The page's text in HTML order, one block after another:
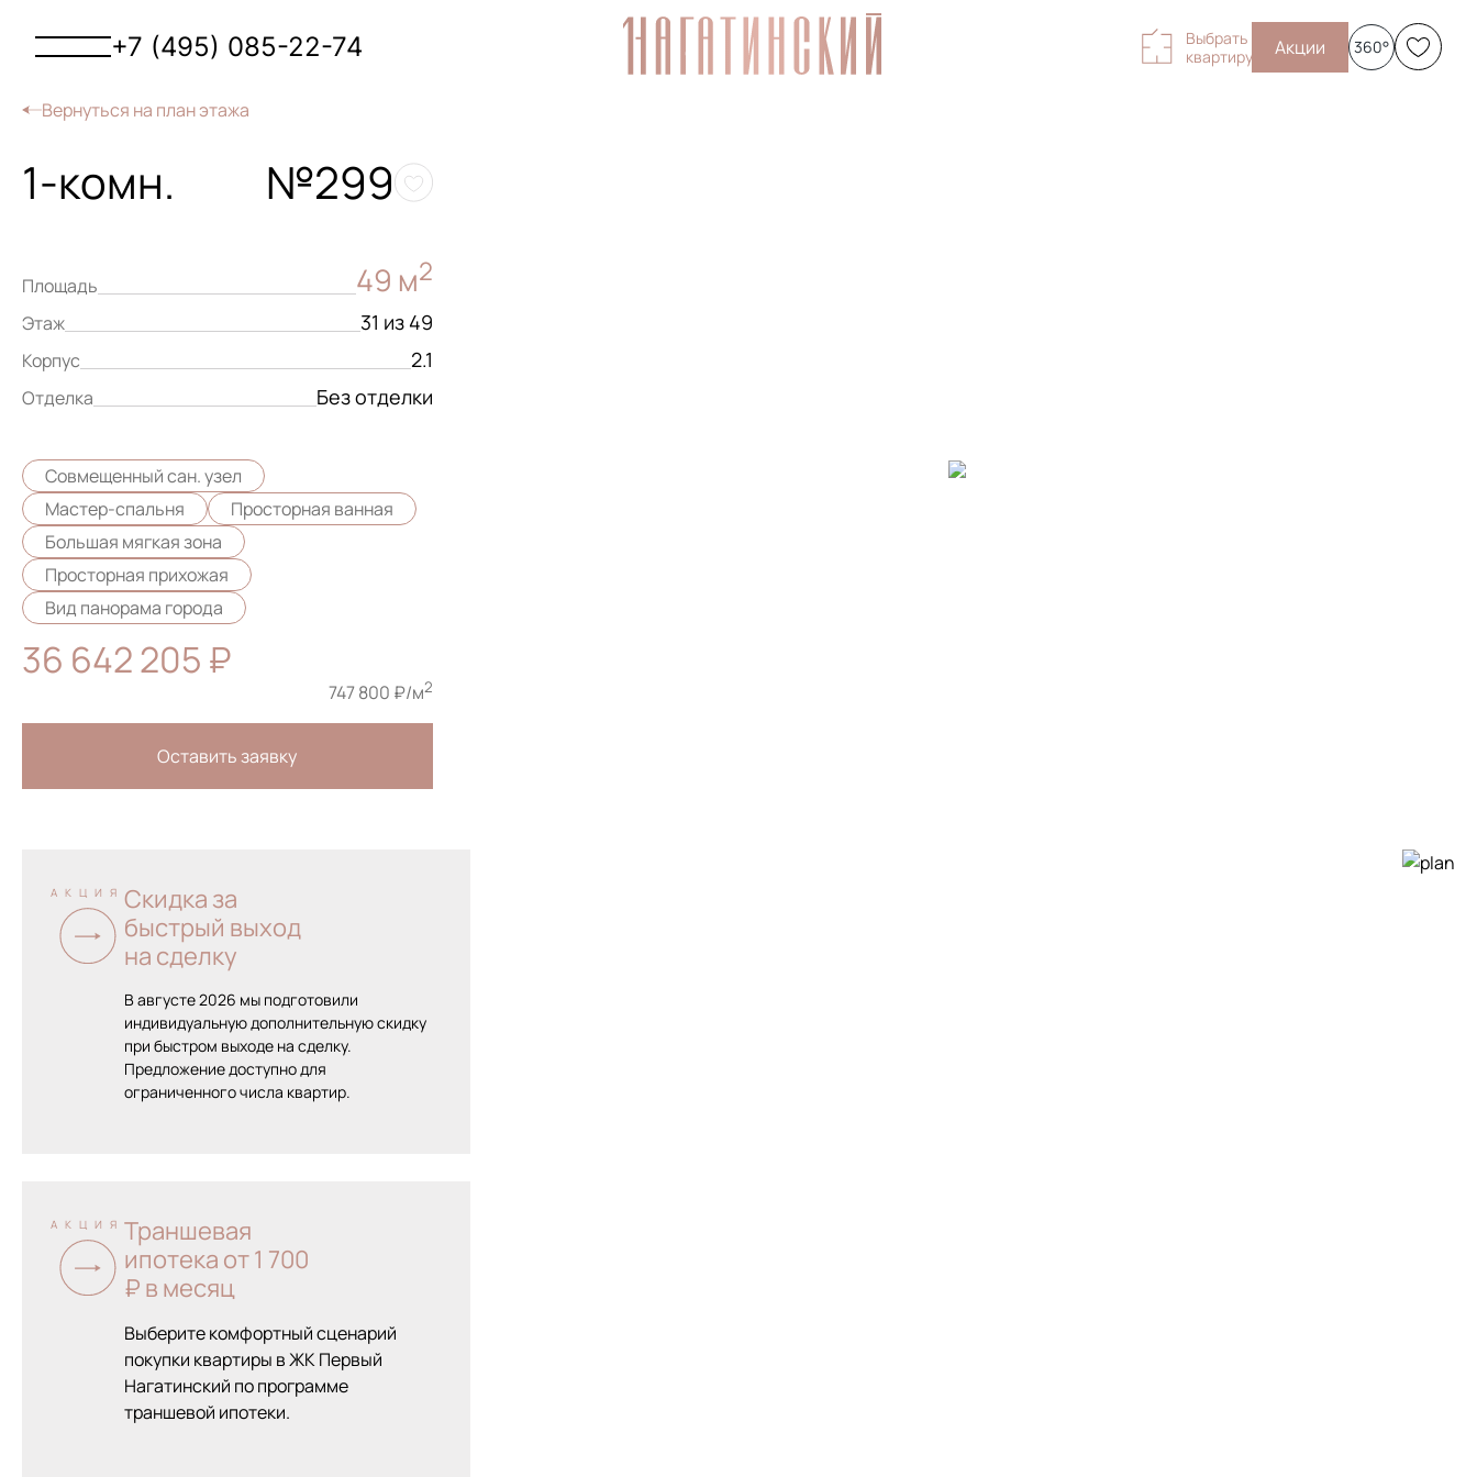
+7 (495) 085-22-74
Выбрать
квартиру
Акции 360°
Вернуться на план этажа
1-комн. №299
Площадь 49 м2
Этаж 31 из 49
Корпус 2.1
Отделка Без отделки
Совмещенный сан. узел
Мастер-спальня
Просторная ванная
Большая мягкая зона
Просторная прихожая
Вид панорама города
36 642 205 ₽
747 800 ₽/м2
Оставить заявку
АКЦИЯ Скидка за
быстрый выход
на сделку
В августе 2026 мы подготовили
индивидуальную дополнительную скидку
при быстром выходе на сделку.
Предложение доступно для
ограниченного числа квартир.
АКЦИЯ Траншевая
ипотека от 1 700
₽ в месяц
Выберите комфортный сценарий
покупки квартиры в ЖК Первый
Нагатинский по программе
траншевой ипотеки.